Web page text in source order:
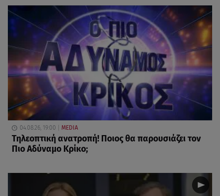
04.08.26, 19:00 MEDIA
Τηλεοπτική ανατροπή! Ποιος θα παρουσιάζει τον
Πιο Αδύναμο Κρίκο;